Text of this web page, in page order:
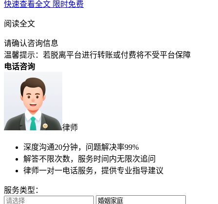
律师 平度市律师 滕州市律师
律师 朔城区律师
师 鼓楼区律师
师 内黄县律师 石狮市律师
展开全部
立即咨询
(99%用户选择)
已经到底啦~
还有疑问，建议直接问律师
2947位律师在线
立即问律师
南通用户2分钟前提交了咨询
18****4792用户1分钟前提交了咨询
苏州用户2分钟前提交了咨询
泰州用户2分钟前提交了咨询
15****9016用户4分钟前提交了咨询
南通用户2分钟前提交了咨询
18****4792用户1分钟前提交了咨询
苏州用户2分钟前提交了咨询
泰州用户2分钟前提交了咨询